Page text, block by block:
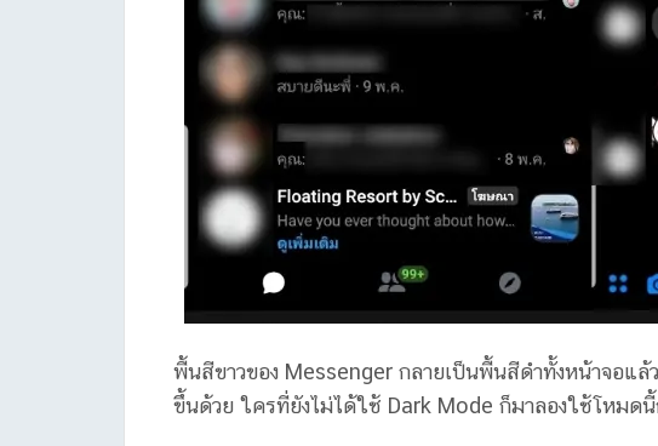
พื้นสีขาวของ Messenger กลายเป็นพื้นสีดำทั้งหน้าจอแ
ขึ้นด้วย ใครที่ยังไม่ได้ใช้ Dark Mode ก็มาลองใช้โหมด